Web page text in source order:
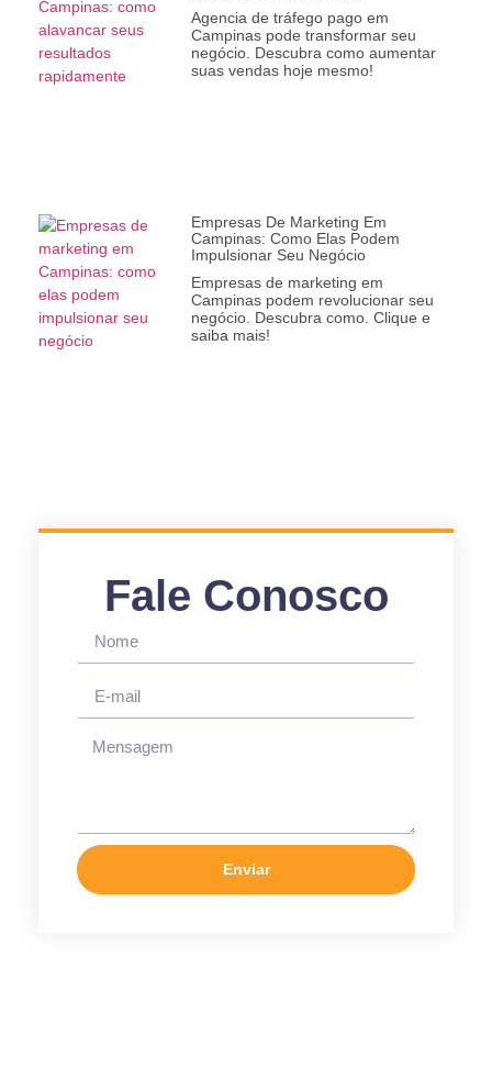
Agencia de tráfego pago em
Campinas pode transformar seu
negócio. Descubra como aumentar
suas vendas hoje mesmo!
Empresas De Marketing Em
Campinas: Como Elas Podem
Impulsionar Seu Negócio
Empresas de marketing em
Campinas podem revolucionar seu
negócio. Descubra como. Clique e
saiba mais!
Fale Conosco
Enviar